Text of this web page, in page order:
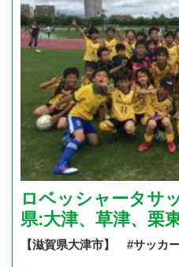
ロベッシャータサ
県:大津、草津、栗
【滋賀県大津市】 #サッカ